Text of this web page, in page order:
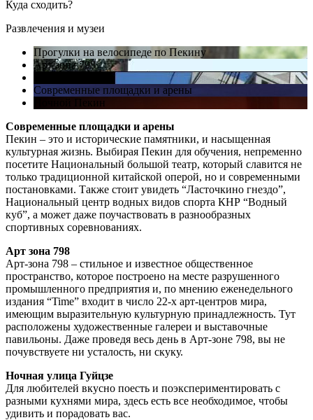
Куда сходить?
Развлечения и музеи
Прогулки на велосипеде по Пекину
Арт зона 798
Современные площадки и арены
Ночной Пекин
Современные площадки и арены
Пекин – это и исторические памятники, и насыщенная
культурная жизнь. Выбирая Пекин для обучения, непременно
посетите Национальный большой театр, который славится не
только традиционной китайской оперой, но и современными
постановками. Также стоит увидеть “Ласточкино гнездо”,
Национальный центр водных видов спорта КНР “Водный
куб”, а может даже поучаствовать в разнообразных
спортивных соревнованиях.
Арт зона 798
Арт-зона 798 – стильное и известное общественное
пространство, которое построено на месте разрушенного
промышленного предприятия и, по мнению еженедельного
издания “Time” входит в число 22-х арт-центров мира,
имеющим выразительную культурную принадлежность. Тут
расположены художественные галереи и выставочные
павильоны. Даже проведя весь день в Арт-зоне 798, вы не
почувствуете ни усталость, ни скуку.
Ночная улица Гуйцзе
Для любителей вкусно поесть и поэкспериментировать с
разными кухнями мира, здесь есть все необходимое, чтобы
удивить и порадовать вас.